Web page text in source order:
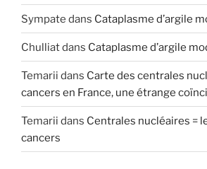
Sympate dans Cataplasme d’argile
Chulliatdans Cataplasme d’argile
Temarii dans Carte des centrales
cancers en France, une étrange
Temarii dans Centrales nucléaires =
cancers